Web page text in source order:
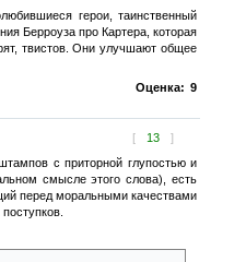
герои, таинственный
Берроуза про Картера, которая
твистов. Они улучшают общее
Оценка: 9
[ 13 ]
с приторной глупостью и
смысле этого слова), есть
перед моральными качествами